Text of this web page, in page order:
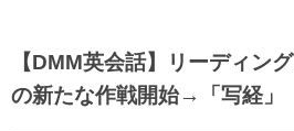
【DMM英会話】リーディン
の新たな作戦開始→「写経」
TOEIC800点への道
川越（埼玉県）
コスメ
今日の一枚